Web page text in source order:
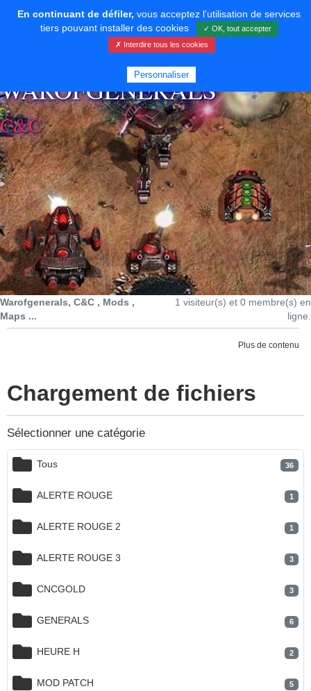
⚡ SOUTENIR LE DÉVELOPPEMENT
WAROFGENERALS
C&C
Warofgenerals, C&C , Mods ,
Maps ...
1 visiteur(s) et 0 membre(s) en
ligne.
Plus de contenu
Chargement de fichiers
Sélectionner une catégorie
Tous 36
ALERTE ROUGE 1
ALERTE ROUGE 2 1
ALERTE ROUGE 3 3
CNCGOLD 3
GENERALS 6
HEURE H 2
MOD PATCH 5
En continuant de défiler, vous acceptez l'utilisation de services
tiers pouvant installer des cookies
✓ OK, tout accepter
✗ Interdire tous les cookies
Personnaliser